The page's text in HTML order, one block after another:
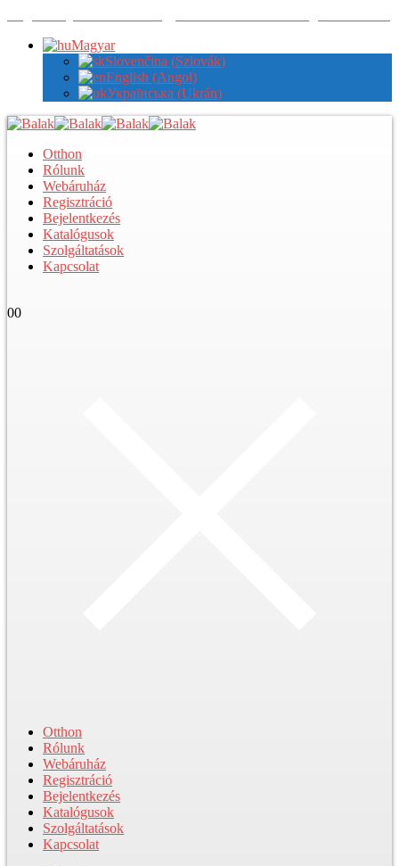
Magyar
Slovenčina (Szlovák)
English (Angol)
Українська (Ukrán)
Otthon
Rólunk
Webáruház
Regisztráció
Bejelentkezés
Katalógusok
Szolgáltatások
Kapcsolat
00
Otthon
Rólunk
Webáruház
Regisztráció
Bejelentkezés
Katalógusok
Szolgáltatások
Kapcsolat